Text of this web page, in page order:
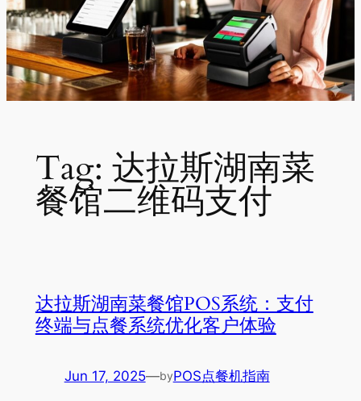
Tag: 达拉斯湖南菜
餐馆二维码支付
达拉斯湖南菜餐馆POS系统：支付
终端与点餐系统优化客户体验
Jun 17, 2025—byPOS点餐机指南